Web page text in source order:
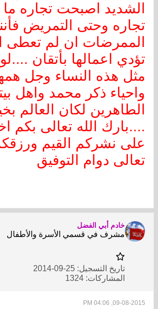
الشديد اصبحت تجاره ما
تجاره وحتى التمريض
الممرضات ان لم تعطى
تؤدي اعمالها بأتقان
مثل هذه النساء وجل
واحياء ذكر محمد واهل
الطاهرين لكان العالم
....بارك الله تعالى بكم
على نشركم القيم
تعالى دوام التوفيق
خادم أبي الفضل
مشرف في قسمي الأسرة والأطفال
تاريخ التسجيل: 25-09-2014
المشاركات: 1324
09-08-2015, 04:06 PM